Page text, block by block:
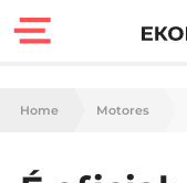
Finanças
Home Motores